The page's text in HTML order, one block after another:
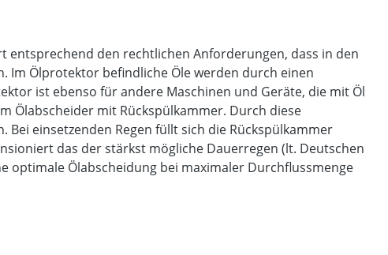
den rechtlichen Anforderungen, dass in den
Im Ölprotektor befindliche Öle werden durch einen
ist ebenso für andere Maschinen und Geräte, die mit Öl
Ölabscheider mit Rückspülkammer. Durch diese
einsetzenden Regen füllt sich die Rückspülkammer
das der stärkst mögliche Dauerregen (lt. Deutschen
optimale Ölabscheidung bei maximaler Durchflussmenge